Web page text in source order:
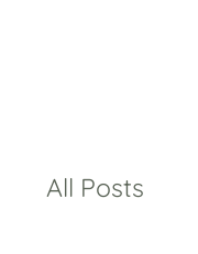
All Posts